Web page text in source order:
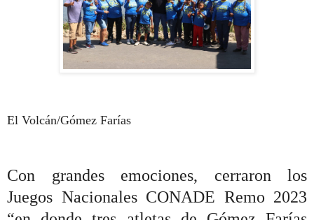
El Volcán/Gómez Farías
Con grandes emociones, cerraron los
Juegos Nacionales CONADE Remo 2023